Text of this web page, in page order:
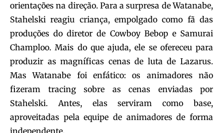
orientações na direção. Para a surpresa de Watanabe,
Stahelski reagiu criança, empolgado como fã das
produções do diretor de Cowboy Bebop e Samurai
Champloo. Mais do que ajuda, ele se ofereceu para
produzir as magníficas cenas de luta de Lazarus.
Mas Watanabe foi enfático: os animadores não
fizeram tracing sobre as cenas enviadas por
Stahelski. Antes, elas serviram como base,
aproveitadas pela equipe de animadores de forma